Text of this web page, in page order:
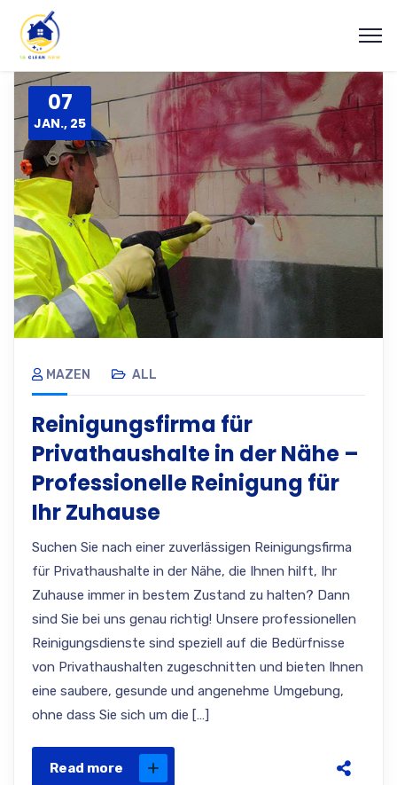
07
JAN., 25
MAZEN ALL
Reinigungsfirma für
Privathaushalte in der Nähe –
Professionelle Reinigung für
Ihr Zuhause
Suchen Sie nach einer zuverlässigen Reinigungsfirma
für Privathaushalte in der Nähe, die Ihnen hilft, Ihr
Zuhause immer in bestem Zustand zu halten? Dann
sind Sie bei uns genau richtig! Unsere professionellen
Reinigungsdienste sind speziell auf die Bedürfnisse
von Privathaushalten zugeschnitten und bieten Ihnen
eine saubere, gesunde und angenehme Umgebung,
ohne dass Sie sich um die […]
Read more